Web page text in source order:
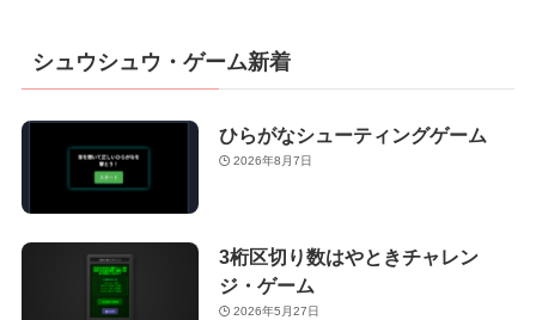
シュウシュウ・ゲーム新着
ひらがなシューティングゲーム
2026年8月7日
3桁区切り数はやときチャレン
ジ・ゲーム
2026年5月27日